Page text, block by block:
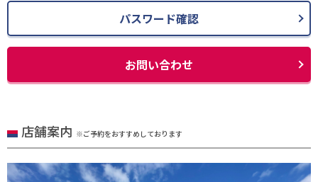
パスワード確認
お問い合わせ
店舗案内 ※ご予約をおすすめしております